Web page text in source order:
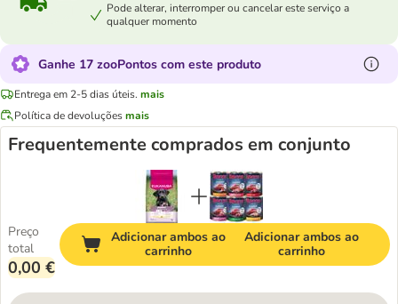
Pode alterar, interromper ou cancelar este serviço a
qualquer momento
Ganhe 17 zooPontos com este produto
Entrega em 2-5 dias úteis. mais
Política de devoluçõesmais
Frequentemente comprados em conjunto
Preço
total
0,00 €
Adicionar ambos ao
carrinho
Adicionar ambos ao
carrinho